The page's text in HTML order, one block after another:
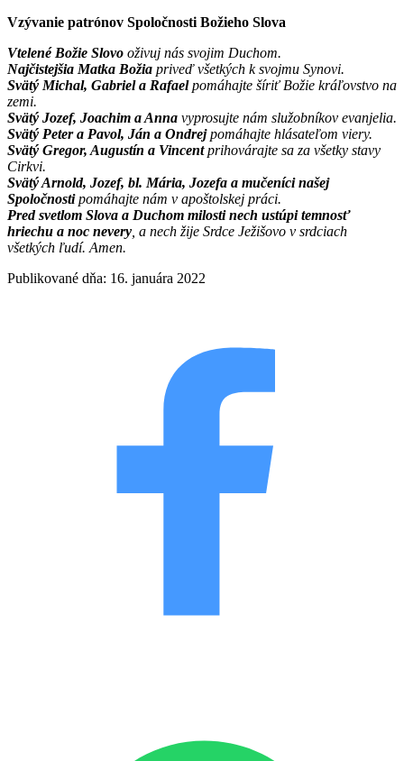
Vzývanie patrónov Spoločnosti Božieho Slova
Vtelené Božie Slovo oživuj nás svojim Duchom.
Najčistejšia Matka Božia priveď všetkých k svojmu Synovi.
Svätý Michal, Gabriel a Rafaelpomáhajte šíriť Božie kráľovstvo na
zemi.
Svätý Jozef, Joachim a Anna vyprosujte nám služobníkov evanjelia.
Svätý Peter a Pavol, Ján a Ondrejpomáhajte hlásateľom viery.
Svätý Gregor, Augustín a Vincentprihovárajte sa za všetky stavy
Cirkvi.
Svätý Arnold, Jozef, bl. Mária, Jozefa a mučeníci našej
Spoločnostipomáhajte nám v apoštolskej práci.
Pred svetlom Slova a Duchom milosti nech ustúpi temnosť
hriechu a noc nevery , a nech žije Srdce Ježišovo v srdciach
všetkých ľudí. Amen.
Publikované dňa: 16. januára 2022